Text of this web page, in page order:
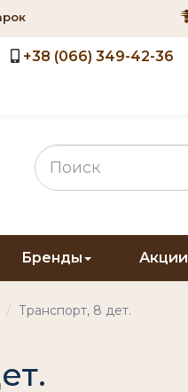
+38 (066) 349-42-36
Бренды Акции
Транспорт, 8 дет.